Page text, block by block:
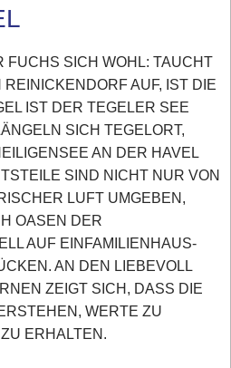
FUCHS SICH WOHL: TAUCHT
AUF, IST DIE
IST DER TEGELER SEE
SICH TEGELORT,
AN DER HAVEL
SIND NICHT NUR VON
LUFT UMGEBEN,
OASEN DER
AUF EINFAMILIENHAUS-
AN DEN LIEBEVOLL
ZEIGT SICH, DASS DIE
WERTE ZU
ERHALTEN.